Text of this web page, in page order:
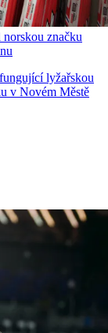
značku
lyžařskou
v Novém Městě